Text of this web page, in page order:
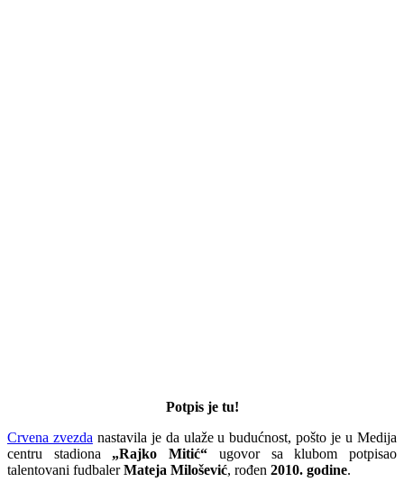
Potpis je tu!
Crvena zvezda nastavila je da ulaže u budućnost, pošto je u Medija
centru stadiona „Rajko Mitić“ ugovor sa klubom potpisao
talentovani fudbalerMateja Milošević, rođen 2010. godine.